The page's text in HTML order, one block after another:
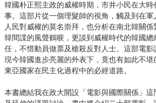
韓國朴正熙主政的威權時期，市井小民在大時
事。這部片從一個理髮師的視角，觸及到在軍
人民對威權的莫名崇拜，也分析在南北韓關
韓間諜的風聲鶴唳，更談到威權時代的韓國總
任，不惜動員做票及槍殺反對人士。這部電影
現今韓國進步亮麗的外表下，竟也有如此不堪
東亞國家在民主化過程中的必經道路。
本書總結我在政大開設「電影與國際關係」這